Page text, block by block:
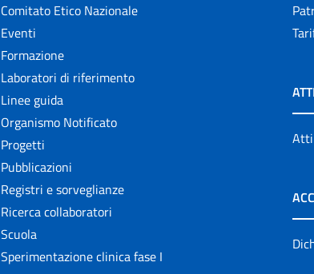
Comitato Etico Nazionale
Eventi
Formazione
Laboratori di riferimento
Linee guida
Organismo Notificato
Progetti
Pubblicazioni
Registri e sorveglianze
Ricerca collaboratori
Scuola
Sperimentazione clinica fase I
Atti